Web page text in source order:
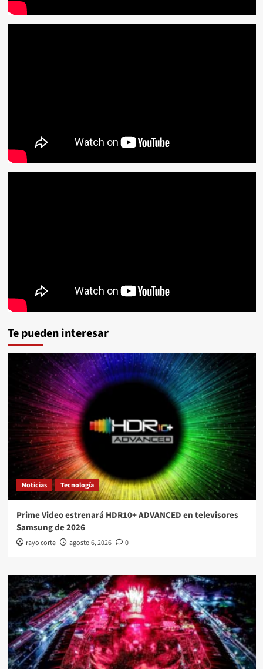
Te pueden interesar
Noticias Tecnología
Prime Video estrenará HDR10+ ADVANCED en televisores
Samsung de 2026
rayo corte agosto 6, 2026 0